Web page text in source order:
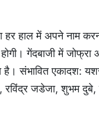
हाल में अपने नाम
गेंदबाजी में जोफ्रा
संभावित एकादश:
रविंद्र जडेजा, शुभम